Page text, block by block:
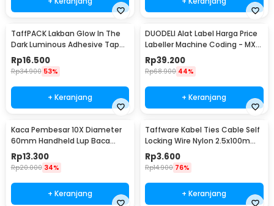
TaffPACK Lakban Glow In The
Dark Luminous Adhesive Tape
10M 1.5cm - A0015
Rp16.500
Rp34.900 53%
+ Keranjang
DUODELI Alat Label Harga Price
Labeller Machine Coding - MX-
5500
Rp39.200
Rp68.900 44%
+ Keranjang
Kaca Pembesar 10X Diameter
60mm Handheld Lup Baca
Desain Naga Elegan
Rp13.300
Rp20.000 34%
+ Keranjang
Taffware Kabel Ties Cable Self
Locking Wire Nylon 2.5x100mm
100 PCS - V94
Rp3.600
Rp14.900 76%
+ Keranjang